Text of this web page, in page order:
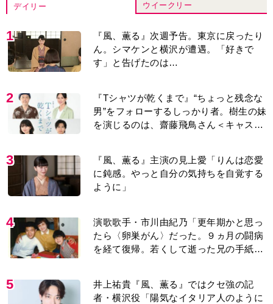
デイリー ウイークリー
1
『風、薫る』次週予告。東京に戻ったり
ん。シマケンと横沢が遭遇。「好きで
す」と告げたのは…
2
『Tシャツが乾くまで』“ちょっと残念な
男”をフォローするしっかり者。樹生の妹
を演じるのは、齋藤飛鳥さん＜キャスト
3
『風、薫る』主演の見上愛「りんは恋愛
に鈍感。やっと自分の気持ちを自覚する
ように」
4
演歌歌手・市川由紀乃「更年期かと思っ
たら〈卵巣がん〉だった。９ヵ月の闘病
を経て復帰。若くして逝った兄の手紙を
5
井上祐貴『風、薫る』ではクセ強の記
者・横沢役「陽気なイタリア人のように